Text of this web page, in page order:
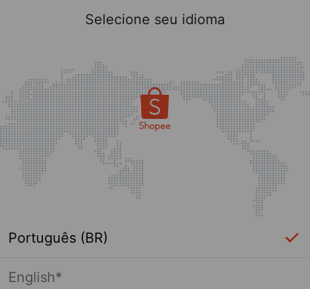
Selecione seu idioma
Português (BR)
English*